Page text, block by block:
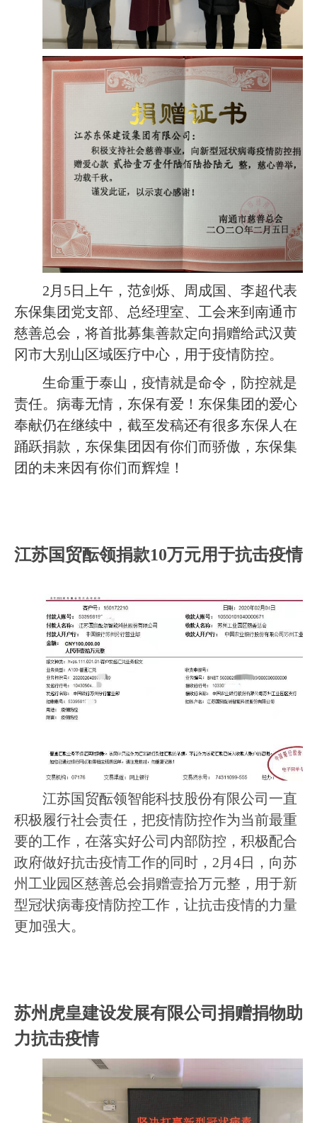
2 月 5日上午，范剑烁、周成国、李超代表
东保集团党支部、总经理室、工会来到南通市
慈善总会，将首批募集善款定向捐赠给武汉黄
冈市大别山区域医疗中心，用于疫情防控。
生命重于泰山，疫情就是命令，防控就是
责任。病毒无情，东保有爱！东保集团的爱心
奉献仍在继续中，截至发稿还有很多东保人在
踊跃捐款，东保集团因有你们而骄傲，东保集
团的未来因有你们而辉煌！
江苏国贸酝领捐款10万元用于抗击疫情
江苏国贸酝领智能科技股份有限公司一直
积极履行社会责任，把疫情防控作为当前最重
要的工作，在落实好公司内部防控，积极配合
政府做好抗击疫情工作的同时， 2 月 4日，向苏
州工业园区慈善总会捐赠壹拾万元整，用于新
型冠状病毒疫情防控工作，让抗击疫情的力量
更加强大。
苏州虎皇建设发展有限公司捐赠捐物助
力抗击疫情